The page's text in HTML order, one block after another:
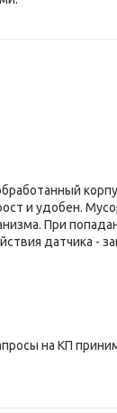
и удобен.
При
датчика -
на КП